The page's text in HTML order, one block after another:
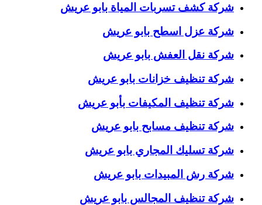
شركة كشف تسربات المياة بابو عريش
شركة عزل اسطح بابو عريش
شركة نقل العفش بابو عريش
شركة تنظيف خزانات بابو عريش
شركة تنظيف المكيفات بأبو عريش
شركة تنظيف مسابح بابو عريش
شركة تسليك المجاري بابو عريش
شركة رش المبيدات بابو عريش
شركة تنظيف المجالس بابو عريش